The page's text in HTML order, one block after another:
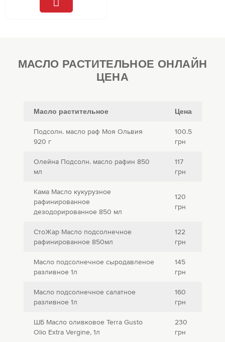
МАСЛО РАСТИТЕЛЬНОЕ ОНЛАЙН
ЦЕНА
Масло растительное Цена
Подсолн. масло раф Моя Ольвия
920 г
100.5
грн
Олейна Подсолн. масло рафин 850
мл
117
грн
Кама Масло кукурузное
рафинированное
дезодорированное 850 мл
120
грн
СтоЖар Масло подсолнечное
рафинированное 850мл
122
грн
Масло подсолнечное сыродавленое
разливное 1л
145
грн
Масло подсолнечное салатное
разливное 1л
160
грн
ШБ Масло оливковое Terra Gusto
Olio Extra Vergine, 1л
230
грн